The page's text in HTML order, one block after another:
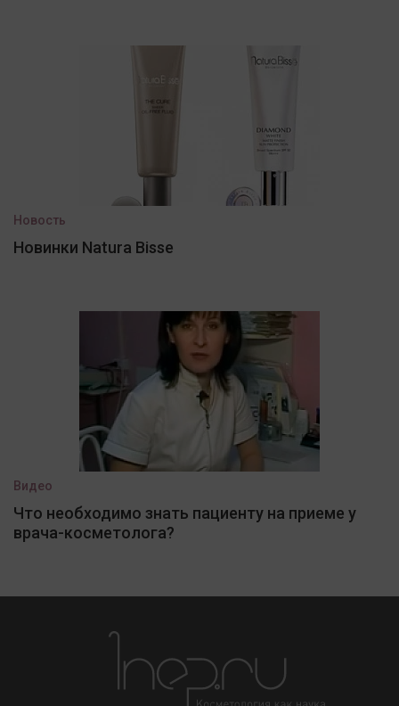
Новость
Новинки Natura Bisse
Видео
Что необходимо знать пациенту на приеме у
врача-косметолога?